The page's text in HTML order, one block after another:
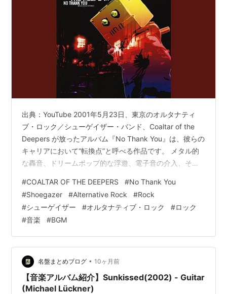
出典：YouTube 2001年5月23日、東京のオルタナティ
ブ・ロック／シューゲイザー・バンド、Coaltar of the
Deepers が放ったアルバム『No Thank You』は、彼らの
キャリアにおいて“転換点”と呼べる作品です。 メタル的
な轟音、ドリームポップ的な浮遊、電子音の介入、そし
筋縄ではいかない音の旅へと誘います。この作品は、シ
ューゲイザーという枠を超えて、ノイズ、メタル、エレ
クトロニカ、フォークといった多ジャンルを融合する“変
異的ポップ”として今なお再評価されています。
#COALTAR OF THE DEEPERS #No Thank You
#Shoegazer #Alternative Rock #Rock
#シューゲイザー #オルタナティブ・ロック #ロック
#音楽 #BGM
名盤まとめブログ • 10ヶ月前
【音楽アルバム紹介】Sunkissed(2002) - Guitar
(Michael Lückner)